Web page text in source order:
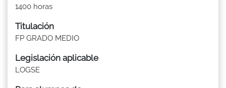
1400 horas
Titulación
FP GRADO MEDIO
Legislación aplicable
LOGSE